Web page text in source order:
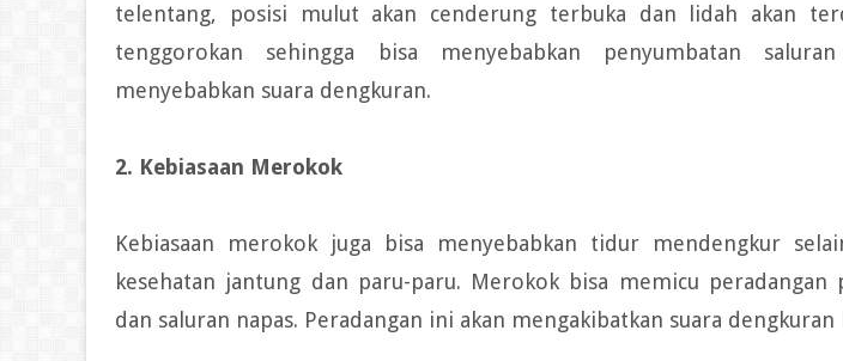
telentang, posisi mulut akan cenderung terbuka dan lidah akan
tenggorokan sehingga bisa menyebabkan penyumbatan
menyebabkan suara dengkuran.
2. Kebiasaan Merokok
Kebiasaan merokok juga bisa menyebabkan tidur mendengkur
kesehatan jantung dan paru-paru. Merokok bisa memicu peradangan
dan saluran napas. Peradangan ini akan mengakibatkan suara